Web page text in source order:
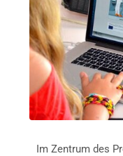
Im Zentrum des